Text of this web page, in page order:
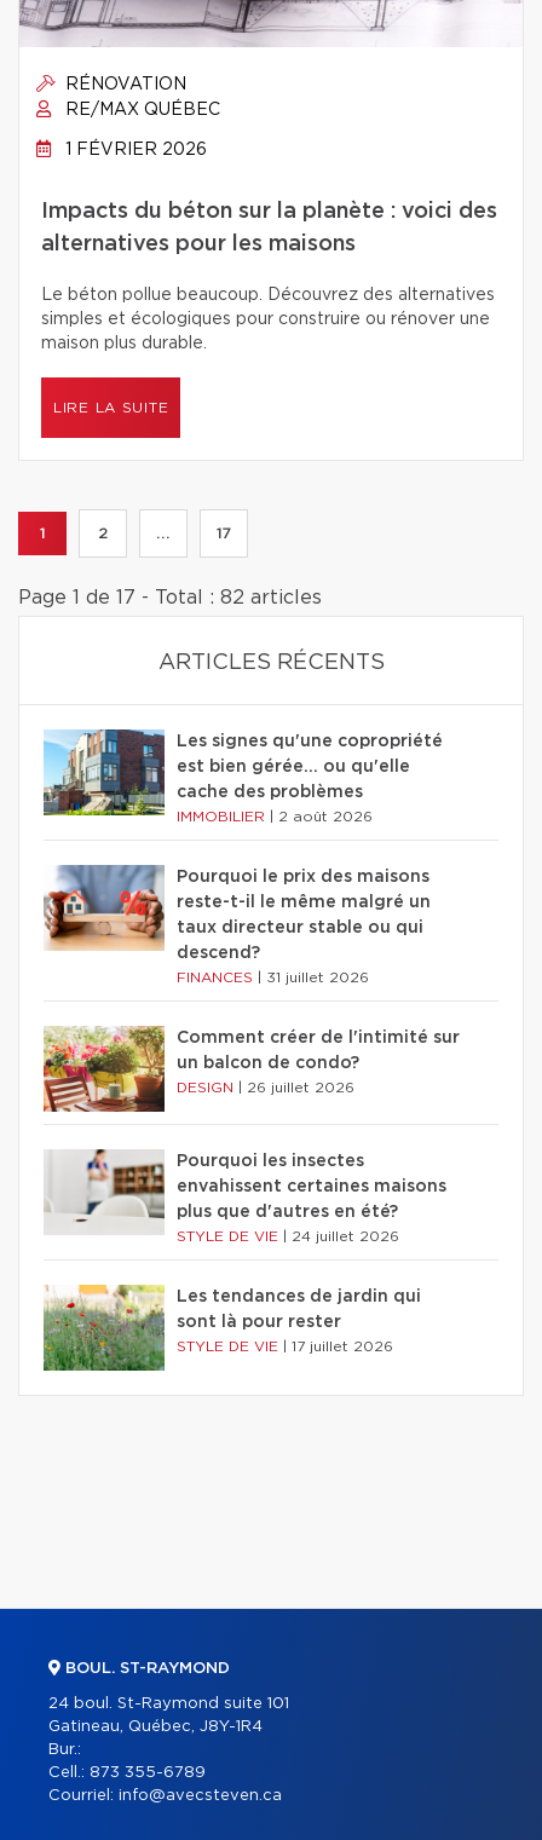
RÉNOVATION
RE/MAX QUÉBEC
1 FÉVRIER 2026
Impacts du béton sur la planète : voici des
alternatives pour les maisons
Le béton pollue beaucoup. Découvrez des alternatives
simples et écologiques pour construire ou rénover une
maison plus durable.
LIRE LA SUITE
1 2 ... 17
Page 1 de 17 - Total : 82 articles
ARTICLES RÉCENTS
Les signes qu'une copropriété
est bien gérée… ou qu'elle
cache des problèmes
IMMOBILIER 2 août 2026
Pourquoi le prix des maisons
reste-t-il le même malgré un
taux directeur stable ou qui
descend?
FINANCES 31 juillet 2026
Comment créer de l'intimité sur
un balcon de condo?
DESIGN 26 juillet 2026
Pourquoi les insectes
envahissent certaines maisons
plus que d'autres en été?
STYLE DE VIE 24 juillet 2026
Les tendances de jardin qui
sont là pour rester
STYLE DE VIE 17 juillet 2026
BOUL. ST-RAYMOND
24 boul. St-Raymond suite 101
Gatineau, Québec, J8Y-1R4
Bur.:
Cell.: 873 355-6789
Courriel: info@avecsteven.ca